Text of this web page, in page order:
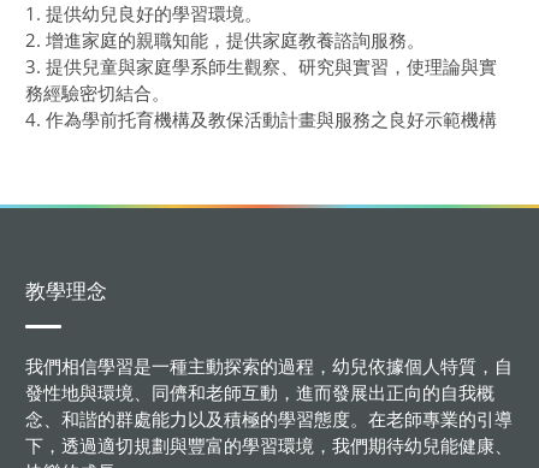
1. 提供幼兒良好的學習環境。
2. 增進家庭的親職知能，提供家庭教養諮詢服務。
3. 提供兒童與家庭學系師生觀察、研究與實習，使理論與實
務經驗密切結合。
4. 作為學前托育機構及教保活動計畫與服務之良好示範機構
教學理念
我們相信學習是一種主動探索的過程，幼兒依據個人特質，自
發性地與環境、同儕和老師互動，進而發展出正向的自我概
念、和諧的群處能力以及積極的學習態度。在老師專業的引導
下，透過適切規劃與豐富的學習環境，我們期待幼兒能健康、